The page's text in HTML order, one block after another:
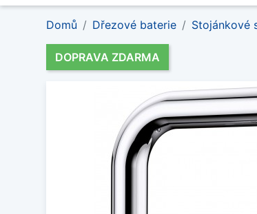
Domů Dřezové baterie Stojánkové
DOPRAVA ZDARMA